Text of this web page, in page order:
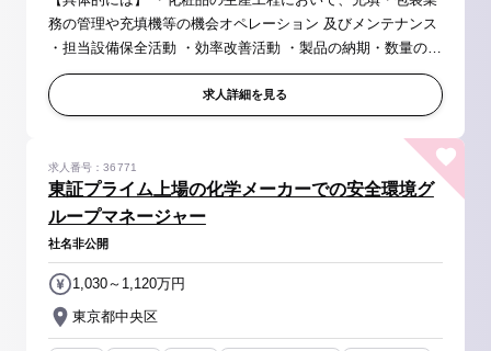
務の管理や充填機等の機会オペレーション 及びメンテナンス
・担当設備保全活動 ・効率改善活動 ・製品の納期・数量の調
整 ・化粧品容器・副資材の手配管理 ・指示書・発注書の作成
・原価管理...
求人詳細を見る
東証プライム上場の化学メーカーでの安全環境グ
ループマネージャー
求人番号：36771
社名非公開
東京都中央区
1,030～1,120万円